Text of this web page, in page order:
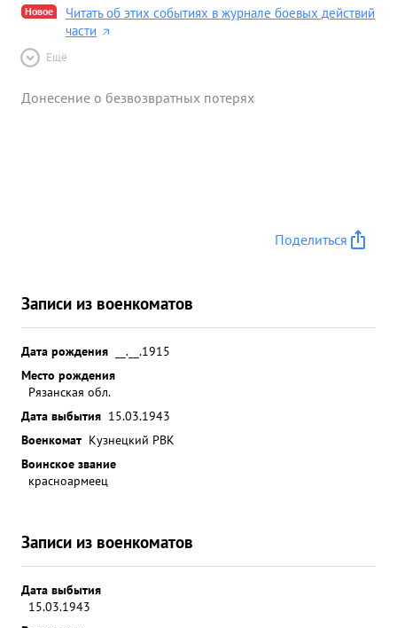
Новое
Читать об этих событиях в журнале боевых действий
части
Ещё
Донесение о безвозвратных потерях
Поделиться
Записи из военкоматов
Дата рождения
__.__.1915
Место рождения
Рязанская обл.
Дата выбытия 15.03.1943
Военкомат Кузнецкий РВК
Воинское звание
красноармеец
Записи из военкоматов
Дата выбытия
15.03.1943